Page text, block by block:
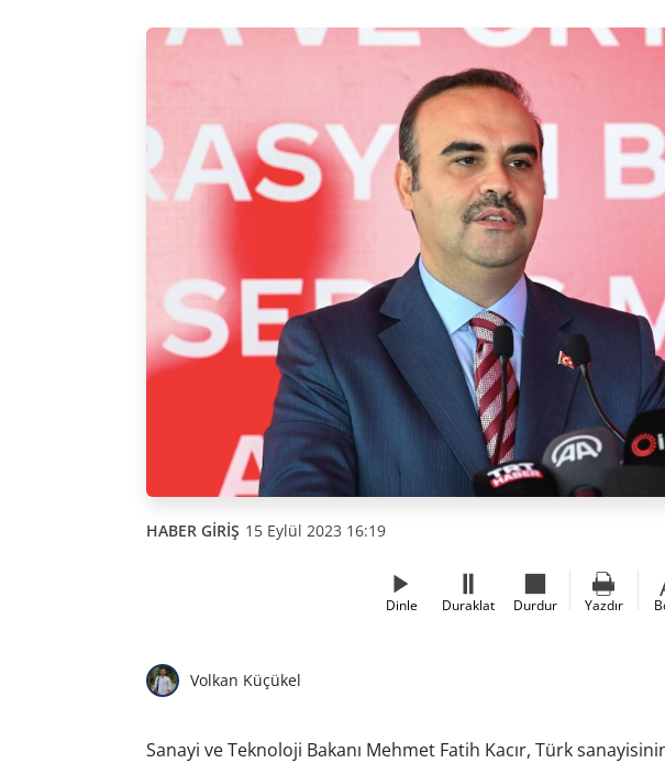
HABER GİRİŞ 15 Eylül 2023 16:19
Dinle Duraklat Durdur Yazdır
Volkan Küçükel
Sanayi ve Teknoloji Bakanı Mehmet Fatih Kacır, Türk